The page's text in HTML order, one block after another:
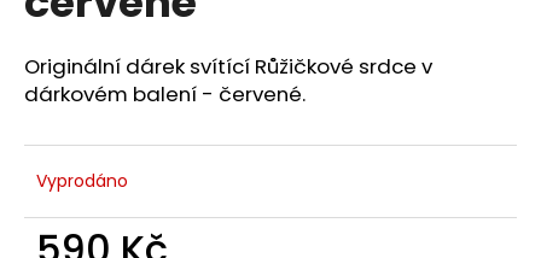
z
hvězdiček.
Originální dárek svítící Růžičkové srdce v
dárkovém balení - červené.
Vyprodáno
j
e
m
e
RŮŽE
ZLATÁ